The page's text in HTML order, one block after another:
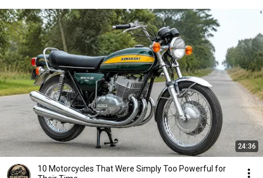
24:36
10 Motorcycles That Were Simply Too Powerful for